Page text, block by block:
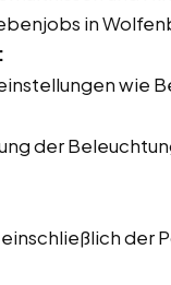
in
wie
der
der